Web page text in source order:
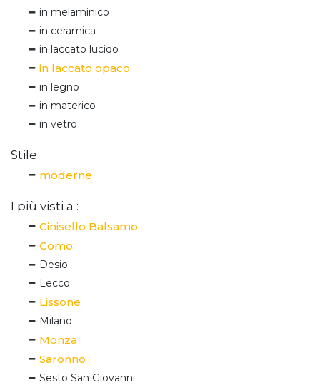
in melaminico
in ceramica
in laccato lucido
in laccato opaco
in legno
in materico
in vetro
Stile
moderne
I più visti a :
Cinisello Balsamo
Como
Desio
Lecco
Lissone
Milano
Monza
Saronno
Sesto San Giovanni